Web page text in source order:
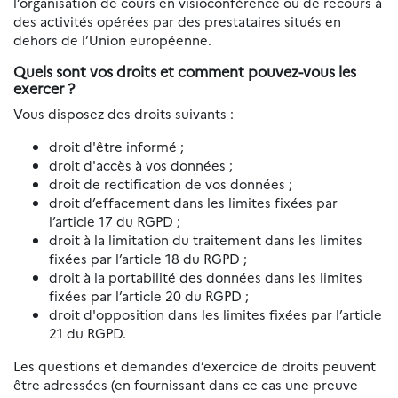
des activités opérées par des prestataires situés en
dehors de l’Union européenne.
Quels sont vos droits et comment pouvez-vous les
exercer ?
Vous disposez des droits suivants :
droit d'être informé ;
droit d'accès à vos données ;
droit de rectification de vos données ;
droit d’effacement dans les limites fixées par
l’article 17 du RGPD ;
droit à la limitation du traitement dans les limites
fixées par l’article 18 du RGPD ;
droit à la portabilité des données dans les limites
fixées par l’article 20 du RGPD ;
droit d'opposition dans les limites fixées par l’article
21 du RGPD.
Les questions et demandes d’exercice de droits peuvent
être adressées (en fournissant dans ce cas une preuve